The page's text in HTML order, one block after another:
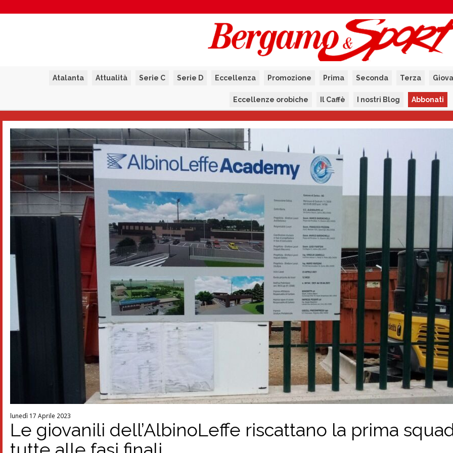
Atalanta Attualità Serie C Serie D Eccellenza Promozione Prima Seconda Terza
Eccellenze orobiche Il Caffè I nostri Blog Abbonati
lunedì 17 Aprile 2023
Le giovanili dell’AlbinoLeffe riscattano la prima